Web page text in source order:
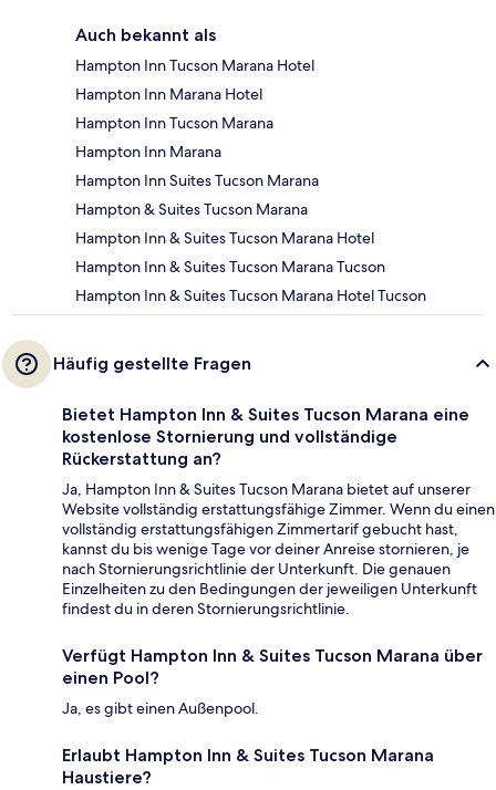
Auch bekannt als
Hampton Inn Tucson Marana Hotel
Hampton Inn Marana Hotel
Hampton Inn Tucson Marana
Hampton Inn Marana
Hampton Inn Suites Tucson Marana
Hampton & Suites Tucson Marana
Hampton Inn & Suites Tucson Marana Hotel
Hampton Inn & Suites Tucson Marana Tucson
Hampton Inn & Suites Tucson Marana Hotel Tucson
Häufig gestellte Fragen
Bietet Hampton Inn & Suites Tucson Marana eine
kostenlose Stornierung und vollständige
Rückerstattung an?
Ja, Hampton Inn & Suites Tucson Marana bietet auf unserer
Website vollständig erstattungsfähige Zimmer. Wenn du einen
vollständig erstattungsfähigen Zimmertarif gebucht hast,
kannst du bis wenige Tage vor deiner Anreise stornieren, je
nach Stornierungsrichtlinie der Unterkunft. Die genauen
Einzelheiten zu den Bedingungen der jeweiligen Unterkunft
findest du in deren Stornierungsrichtlinie.
Verfügt Hampton Inn & Suites Tucson Marana über
einen Pool?
Ja, es gibt einen Außenpool.
Erlaubt Hampton Inn & Suites Tucson Marana
Haustiere?